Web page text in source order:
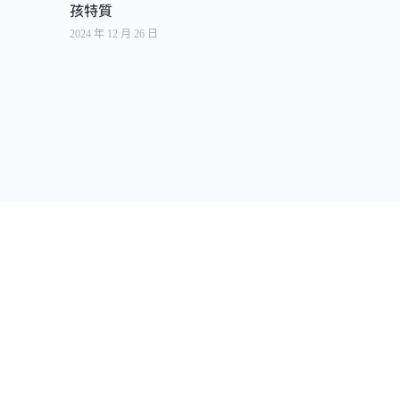
孩特質
2024 年 12 月 26 日